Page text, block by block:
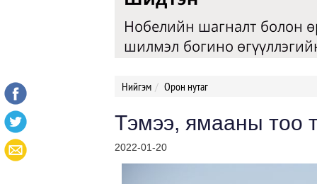
Нийгэм Орон нутаг
Тэмээ, ямааны тоо
2022-01-20